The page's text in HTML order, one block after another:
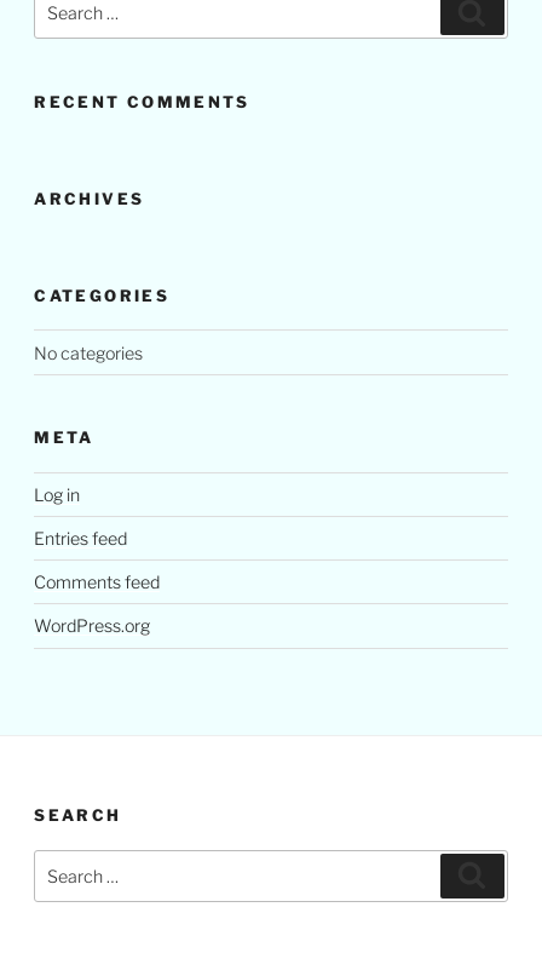
for:
RECENT COMMENTS
ARCHIVES
CATEGORIES
No categories
META
Log in
Entries feed
Comments feed
WordPress.org
SEARCH
for: